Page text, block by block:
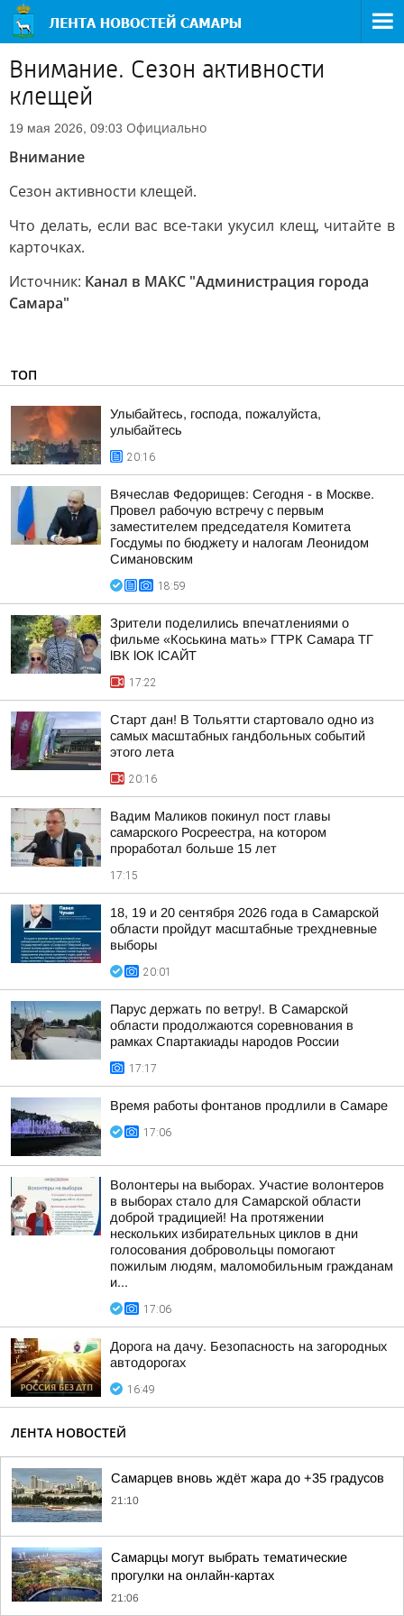
Внимание. Сезон активности
клещей
19 мая 2026, 09:03 Официально
Внимание
Сезон активности клещей.
Что делать, если вас все-таки укусил клещ, читайте в
карточках.
Источник: Канал в МАКС "Администрация города
Самара"
ТОП
Улыбайтесь, господа, пожалуйста,
улыбайтесь
20:16
Вячеслав Федорищев: Сегодня - в Москве.
Провел рабочую встречу с первым
заместителем председателя Комитета
Госдумы по бюджету и налогам Леонидом
Симановским
18:59
Зрители поделились впечатлениями о
фильме «Коськина мать» ГТРК Самара ТГ
lВК lОК lСАЙТ
17:22
Старт дан! В Тольятти стартовало одно из
самых масштабных гандбольных событий
этого лета
20:16
Вадим Маликов покинул пост главы
самарского Росреестра, на котором
проработал больше 15 лет
17:15
18, 19 и 20 сентября 2026 года в Самарской
области пройдут масштабные трехдневные
выборы
20:01
Парус держать по ветру!. В Самарской
области продолжаются соревнования в
рамках Спартакиады народов России
17:17
Время работы фонтанов продлили в Самаре
17:06
Волонтеры на выборах. Участие волонтеров
в выборах стало для Самарской области
доброй традицией! На протяжении
нескольких избирательных циклов в дни
голосования добровольцы помогают
пожилым людям, маломобильным гражданам
и...
17:06
Дорога на дачу. Безопасность на загородных
автодорогах
16:49
ЛЕНТА НОВОСТЕЙ
Самарцев вновь ждёт жара до +35 градусов
21:10
Самарцы могут выбрать тематические
прогулки на онлайн-картах
21:06